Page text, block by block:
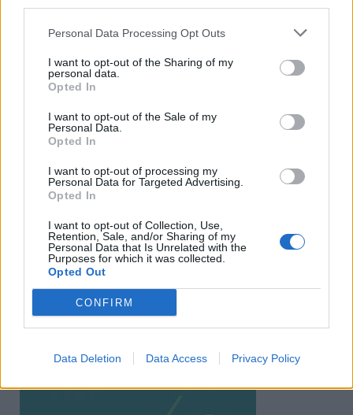
Personal Data Processing Opt Outs
I want to opt-out of the Sharing of my
personal data.
Opted In
I want to opt-out of the Sale of my
Personal Data.
Opted In
I want to opt-out of processing my
Personal Data for Targeted Advertising.
Opted In
I want to opt-out of Collection, Use,
Retention, Sale, and/or Sharing of my
Personal Data that Is Unrelated with the
Purposes for which it was collected.
Opted Out
CONFIRM
Data Deletion Data Access Privacy Policy
Ειδήσεις 5-8-2026